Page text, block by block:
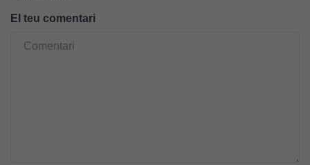
El teu comentari